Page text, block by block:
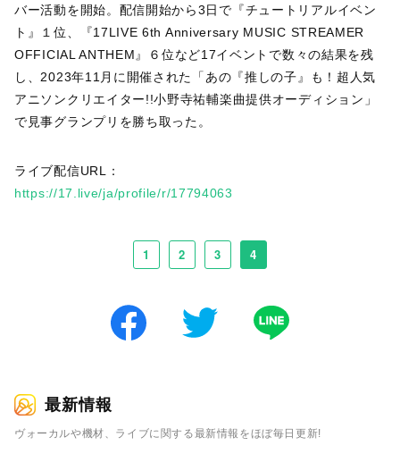
バー活動を開始。配信開始から3日で『チュートリアルイベン
ト』１位、『17LIVE 6th Anniversary MUSIC STREAMER
OFFICIAL ANTHEM』６位など17イベントで数々の結果を残
し、2023年11月に開催された「あの『推しの子』も！超人気
アニソンクリエイター!!小野寺祐輔楽曲提供オーディション」
で見事グランプリを勝ち取った。
ライブ配信URL：
https://17.live/ja/profile/r/17794063
1 2 3 4
最新情報
ヴォーカルや機材、ライブに関する最新情報をほぼ毎日更新!